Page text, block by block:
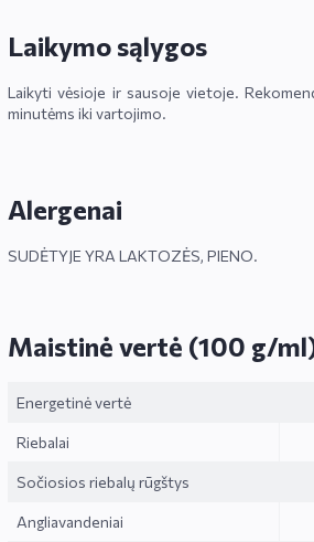
Laikymo sąlygos
Laikyti vėsioje ir sausoje vietoje.
minutėms iki vartojimo.
Alergenai
SUDĖTYJE YRA LAKTOZĖS, PIENO.
Maistinė vertė (100 g/
Energetinė vertė
Riebalai
Sočiosios riebalų rūgštys
Angliavandeniai